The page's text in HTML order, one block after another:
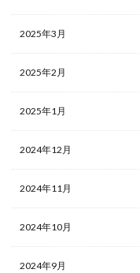
2025年3月
2025年2月
2025年1月
2024年12月
2024年11月
2024年10月
2024年9月